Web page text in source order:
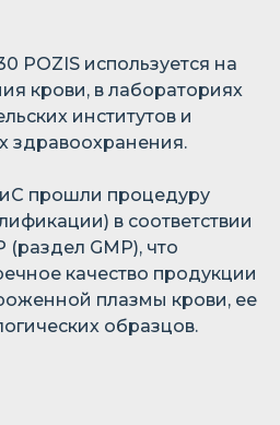
POZIS используется на
крови, в лабораториях
институтов и
здравоохранения.
прошли процедуру
в соответствии
(раздел GMP), что
качество продукции
плазмы крови, ее
образцов.